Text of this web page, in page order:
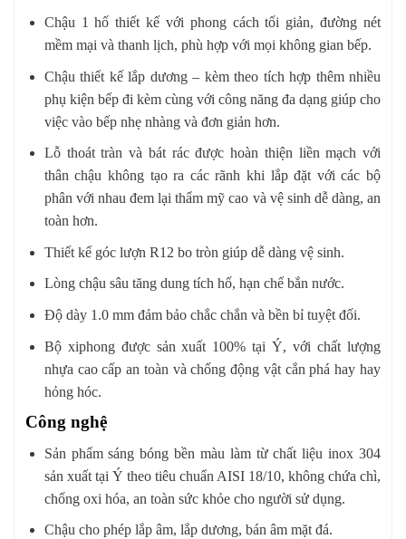
Chậu 1 hố thiết kế với phong cách tối giản, đường nét
mềm mại và thanh lịch, phù hợp với mọi không gian bếp.
Chậu thiết kế lắp dương – kèm theo tích hợp thêm nhiều
phụ kiện bếp đi kèm cùng với công năng đa dạng giúp cho
việc vào bếp nhẹ nhàng và đơn giản hơn.
Lỗ thoát tràn và bát rác được hoàn thiện liền mạch với
thân chậu không tạo ra các rãnh khi lắp đặt với các bộ
phân với nhau đem lại thẩm mỹ cao và vệ sinh dễ dàng, an
toàn hơn.
Thiết kế góc lượn R12 bo tròn giúp dễ dàng vệ sinh.
Lòng chậu sâu tăng dung tích hố, hạn chế bắn nước.
Độ dày 1.0 mm đảm bảo chắc chắn và bền bỉ tuyệt đối.
Bộ xiphong được sản xuất 100% tại Ý, với chất lượng
nhựa cao cấp an toàn và chống động vật cắn phá hay hay
hỏng hóc.
Công nghệ
Sản phẩm sáng bóng bền màu làm từ chất liệu inox 304
sản xuất tại Ý theo tiêu chuẩn AISI 18/10, không chứa chì,
chống oxi hóa, an toàn sức khỏe cho người sử dụng.
Chậu cho phép lắp âm, lắp dương, bán âm mặt đá.